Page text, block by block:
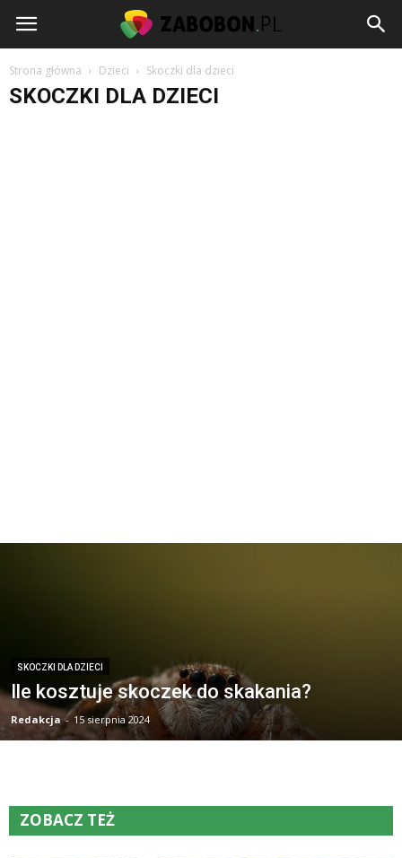
www.zabobon.pl
Strona główna Dzieci Skoczki dla dzieci
SKOCZKI DLA DZIECI
SKOCZKI DLA DZIECI
Ile kosztuje skoczek do skakania?
Redakcja - 15 sierpnia 2024
ZOBACZ TEŻ